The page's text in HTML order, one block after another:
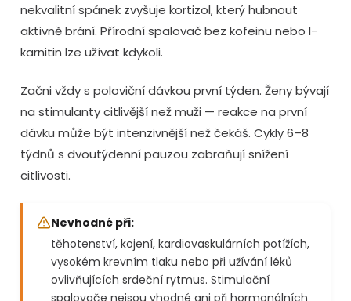
nekvalitní spánek zvyšuje kortizol, který hubnout
aktivně brání. Přírodní spalovač bez kofeinu nebo l-
karnitin lze užívat kdykoli.
Začni vždy s poloviční dávkou první týden. Ženy bývají
na stimulanty citlivější než muži — reakce na první
dávku může být intenzivnější než čekáš. Cykly 6–8
týdnů s dvoutýdenní pauzou zabraňují snížení
citlivosti.
Nevhodné při:
těhotenství, kojení, kardiovaskulárních potížích,
vysokém krevním tlaku nebo při užívání léků
ovlivňujících srdeční rytmus. Stimulační
spalovače nejsou vhodné ani při hormonálních